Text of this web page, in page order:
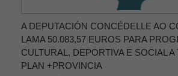
A DEPUTACIÓN CONCÉDELLE AO
LAMA 50.083,57 EUROS PARA
CULTURAL, DEPORTIVA E SOCIAL A
PLAN +PROVINCIA